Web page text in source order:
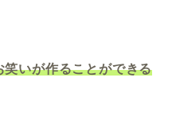
いが作ることができる